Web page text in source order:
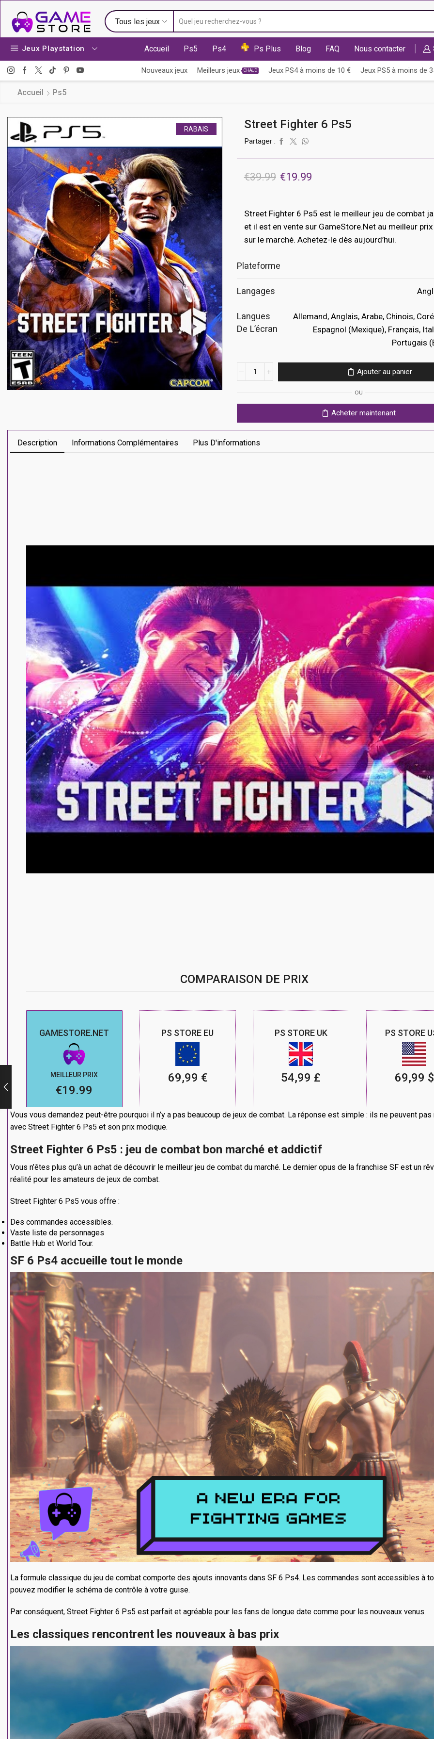
Tous les jeux
de
recherche
Jeux Playstation Accueil Ps5 Ps4 Ps Plus Blog FAQ Nous contacter
Nouveaux jeux Meilleurs jeux CHAUD Jeux PS4 à moins de 10 € Jeux PS5 à moins de
Accueil Ps5
RABAIS Street Fighter 6 Ps5
Partager :
€39.99 Le
initial
était :
€39.99.
€19.99Le
actuel
est :
€19.99.
Street Fighter 6 Ps5 est le meilleur jeu de combat
et il est en vente sur GameStore.Net au meilleur
sur le marché. Achetez-le dès aujourd’hui.
Plateforme
Langages
Langues
De L’écran
Allemand, Anglais, Arabe, Chinois,
Espagnol (Mexique), Français,
Portugais
quantité
Ps5
Ajouter au panier
OU
Acheter maintenant
Description Informations Complémentaires Plus D'informations
COMPARAISON DE PRIX
GAMESTORE.NET
MEILLEUR PRIX
€19.99
PS STORE EU
69,99 €
PS STORE UK
54,99 £
PS STORE
69,99 $
Vous vous demandez peut-être pourquoi il n’y a pas beaucoup de jeux de combat. La réponse est simple : ils ne peuvent
avec Street Fighter 6 Ps5 et son prix modique.
Street Fighter 6 Ps5 : jeu de combat bon marché et addictif
Vous n’êtes plus qu’à un achat de découvrir le meilleur jeu de combat du marché. Le dernier opus de la franchise SF est un
réalité pour les amateurs de jeux de combat.
Street Fighter 6 Ps5 vous offre :
Des commandes accessibles.
Vaste liste de personnages
Battle Hub et World Tour.
SF 6 Ps4 accueille tout le monde
La formule classique du jeu de combat comporte des ajouts innovants dans SF 6 Ps4. Les commandes sont accessibles à
pouvez modifier le schéma de contrôle à votre guise.
Par conséquent, Street Fighter 6 Ps5 est parfait et agréable pour les fans de longue date comme pour les nouveaux venus.
Les classiques rencontrent les nouveaux à bas prix